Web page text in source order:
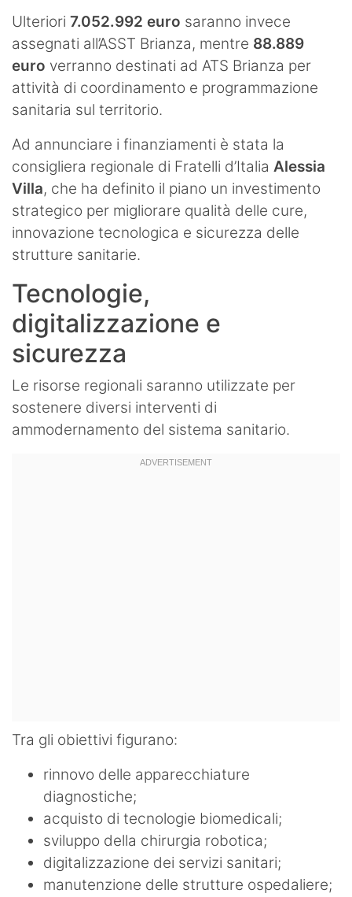
Ulteriori 7.052.992 euro saranno invece
assegnati all’ASST Brianza, mentre 88.889
euro verranno destinati ad ATS Brianza per
attività di coordinamento e programmazione
sanitaria sul territorio.
Ad annunciare i finanziamenti è stata la
consigliera regionale di Fratelli d’Italia Alessia
Villa, che ha definito il piano un investimento
strategico per migliorare qualità delle cure,
innovazione tecnologica e sicurezza delle
strutture sanitarie.
Tecnologie,
digitalizzazione e
sicurezza
Le risorse regionali saranno utilizzate per
sostenere diversi interventi di
ammodernamento del sistema sanitario.
Tra gli obiettivi figurano:
rinnovo delle apparecchiature
diagnostiche;
acquisto di tecnologie biomedicali;
sviluppo della chirurgia robotica;
digitalizzazione dei servizi sanitari;
manutenzione delle strutture ospedaliere;